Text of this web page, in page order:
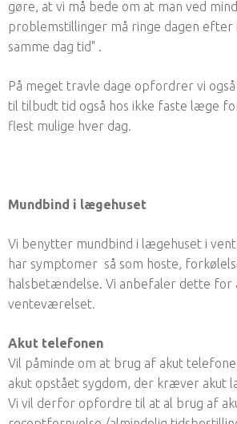
gøre, at vi må bede om at man ved
problemstillinger må ringe dagen efter
samme dag tid" .
På meget travle dage opfordrer vi
til tilbudt tid også hos ikke faste læge
flest mulige hver dag.
Mundbind i lægehuset
Vi benytter mundbind i lægehuset i
har symptomer så som hoste,
halsbetændelse. Vi anbefaler dette for
venteværelset.
Akut telefonen
Vil påminde om at brug af akut
akut opstået sygdom, der kræver akut
Vi vil derfor opfordre til at al brug af